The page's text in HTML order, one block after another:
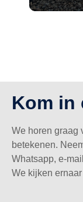
Kom in
We horen graag
betekenen.
Whatsapp, e-
We kijken